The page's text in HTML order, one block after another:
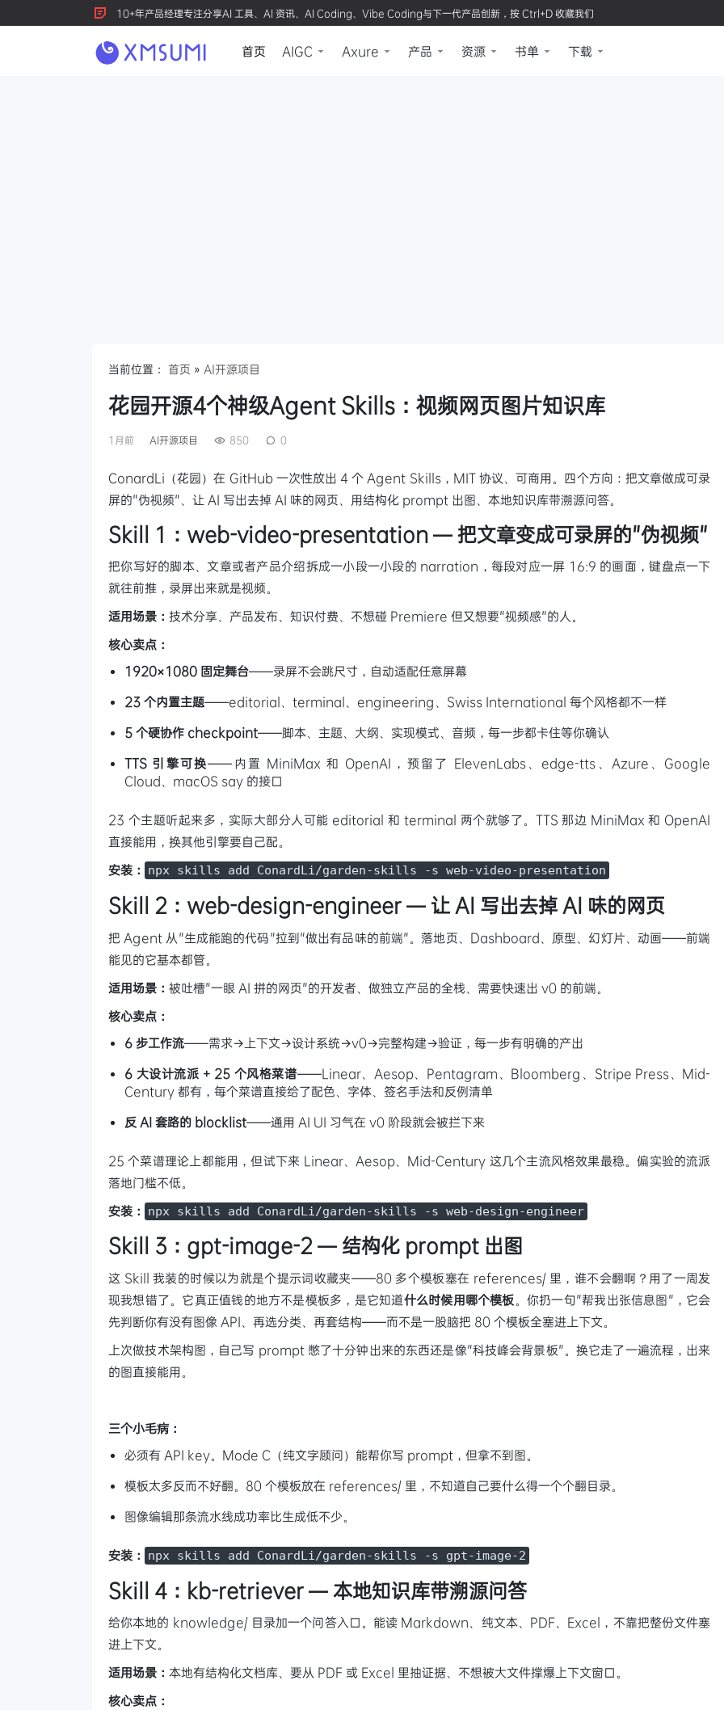
10+年产品经理专注分享AI 工具、AI 资讯、AI Coding、Vibe Coding与下一代产品创新，按 Ctrl+D 收藏我们
首页 AIGC Axure 产品 资源 书单 下载
当前位置： 首页 » AI开源项目
花园开源4个神级Agent Skills：视频网页图片知识库
1月前 AI开源项目 850 0
ConardLi（花园）在 GitHub 一次性放出 4 个 Agent Skills，MIT 协议、可商用。四个方向：把文章做成可录
屏的"伪视频"、让 AI 写出去掉 AI 味的网页、用结构化 prompt 出图、本地知识库带溯源问答。
Skill 1：web-video-presentation — 把文章变成可录屏的"伪视频"
把你写好的脚本、文章或者产品介绍拆成一小段一小段的 narration，每段对应一屏 16:9 的画面，键盘点一下
就往前推，录屏出来就是视频。
适用场景： 技术分享、产品发布、知识付费、不想碰 Premiere 但又想要"视频感"的人。
核心卖点：
1920×1080 固定舞台——录屏不会跳尺寸，自动适配任意屏幕
23 个内置主题——editorial、terminal、engineering、Swiss International 每个风格都不一样
5 个硬协作 checkpoint——脚本、主题、大纲、实现模式、音频，每一步都卡住等你确认
TTS 引擎可换——内置 MiniMax 和 OpenAI，预留了 ElevenLabs、edge-tts、Azure、Google
Cloud、macOS say 的接口
23 个主题听起来多，实际大部分人可能 editorial 和 terminal 两个就够了。TTS 那边 MiniMax 和 OpenAI
直接能用，换其他引擎要自己配。
安装：
npx skills add ConardLi/garden-skills -s web-video-presentation
Skill 2：web-design-engineer — 让 AI 写出去掉 AI 味的网页
把 Agent 从"生成能跑的代码"拉到"做出有品味的前端"。落地页、Dashboard、原型、幻灯片、动画——前端
能见的它基本都管。
适用场景： 被吐槽"一眼 AI 拼的网页"的开发者、做独立产品的全栈、需要快速出 v0 的前端。
核心卖点：
6 步工作流——需求→上下文→设计系统→v0→完整构建→验证，每一步有明确的产出
6 大设计流派 + 25 个风格菜谱——Linear、Aesop、Pentagram、Bloomberg、Stripe Press、Mid-
Century 都有，每个菜谱直接给了配色、字体、签名手法和反例清单
反 AI 套路的 blocklist——通用 AI UI 习气在 v0 阶段就会被拦下来
25 个菜谱理论上都能用，但试下来 Linear、Aesop、Mid-Century 这几个主流风格效果最稳。偏实验的流派
落地门槛不低。
安装：
npx skills add ConardLi/garden-skills -s web-design-engineer
Skill 3：gpt-image-2 — 结构化 prompt 出图
这 Skill 我装的时候以为就是个提示词收藏夹——80 多个模板塞在 references/ 里，谁不会翻啊？用了一周发
现我想错了。它真正值钱的地方不是模板多，是它知道什么时候用哪个模板 。你扔一句"帮我出张信息图"，它会
先判断你有没有图像 API、再选分类、再套结构——而不是一股脑把 80 个模板全塞进上下文。
上次做技术架构图，自己写 prompt 憋了十分钟出来的东西还是像"科技峰会背景板"。换它走了一遍流程，出来
的图直接能用。
三个小毛病：
必须有 API key。Mode C（纯文字顾问）能帮你写 prompt，但拿不到图。
模板太多反而不好翻。80 个模板放在 references/ 里，不知道自己要什么得一个个翻目录。
图像编辑那条流水线成功率比生成低不少。
安装： npx skills add ConardLi/garden-skills -s gpt-image-2
Skill 4：kb-retriever — 本地知识库带溯源问答
给你本地的 knowledge/ 目录加一个问答入口。能读 Markdown、纯文本、PDF、Excel，不靠把整份文件塞
进上下文。
适用场景： 本地有结构化文档库、要从 PDF 或 Excel 里抽证据、不想被大文件撑爆上下文窗口。
核心卖点：